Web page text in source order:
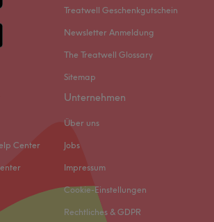
Treatwell Geschenkgutschein
Newsletter Anmeldung
The Treatwell Glossary
Sitemap
Center
Unternehmen
Über uns
Jobs
Impressum
Cookie-Einstellungen
Rechtliches & GDPR